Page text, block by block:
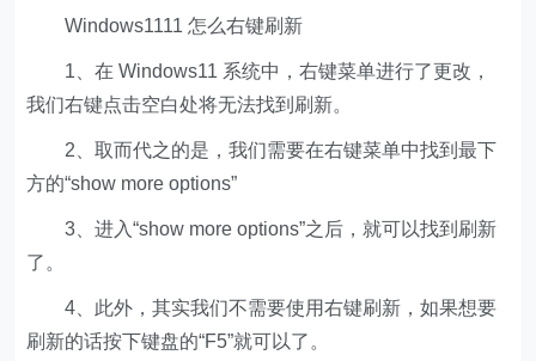
Windows1111 怎么右键刷新
1、在 Windows11 系统中，右键菜单进行了更改，
我们右键点击空白处将无法找到刷新。
2、取而代之的是，我们需要在右键菜单中找到最下
方的“show more options”
3、进入“show more options”之后，就可以找到刷新
了。
4、此外，其实我们不需要使用右键刷新，如果想要
刷新的话按下键盘的“F5”就可以了。